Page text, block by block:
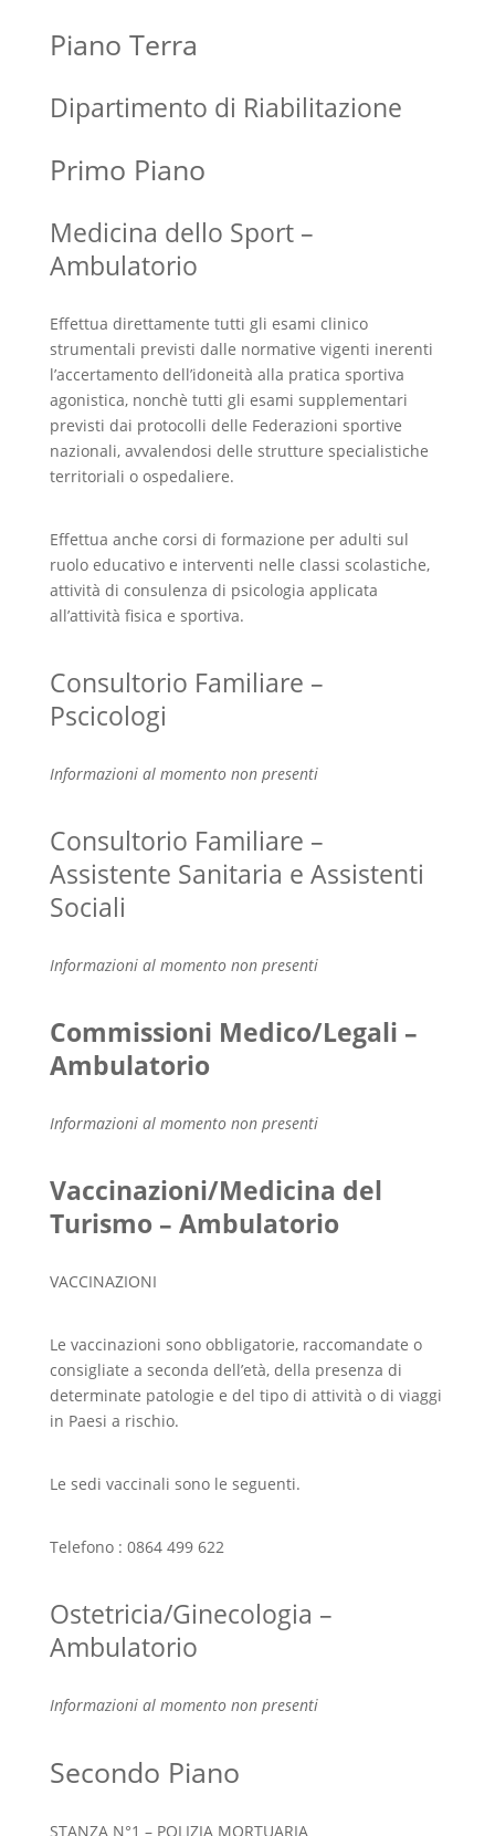
Piano Terra
Dipartimento di Riabilitazione
Primo Piano
Medicina dello Sport –
Ambulatorio
Effettua direttamente tutti gli esami clinico
strumentali previsti dalle normative vigenti inerenti
l’accertamento dell’idoneità alla pratica sportiva
agonistica, nonchè tutti gli esami supplementari
previsti dai protocolli delle Federazioni sportive
nazionali, avvalendosi delle strutture specialistiche
territoriali o ospedaliere.
Effettua anche corsi di formazione per adulti sul
ruolo educativo e interventi nelle classi scolastiche,
attività di consulenza di psicologia applicata
all’attività fisica e sportiva.
Consultorio Familiare –
Pscicologi
Informazioni al momento non presenti
Consultorio Familiare –
Assistente Sanitaria e Assistenti
Sociali
Informazioni al momento non presenti
Commissioni Medico/Legali –
Ambulatorio
Informazioni al momento non presenti
Vaccinazioni/Medicina del
Turismo – Ambulatorio
VACCINAZIONI
Le vaccinazioni sono obbligatorie, raccomandate o
consigliate a seconda dell’età, della presenza di
determinate patologie e del tipo di attività o di viaggi
in Paesi a rischio.
Le sedi vaccinali sono le seguenti.
Telefono : 0864 499 622
Ostetricia/Ginecologia –
Ambulatorio
Informazioni al momento non presenti
Secondo Piano
STANZA N°1 – POLIZIA MORTUARIA